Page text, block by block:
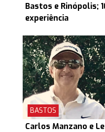
Bastos e Rinópolis;
experiência
BASTOS
Carlos Manzano e